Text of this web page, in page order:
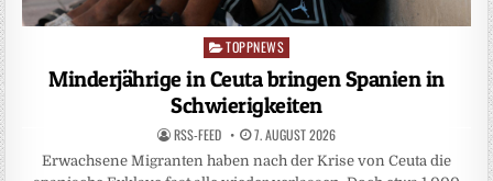
Posted
in
TOPPNEWS
Minderjährige in Ceuta bringen Spanien in
Schwierigkeiten
RSS-FEED 7. AUGUST 2026
Erwachsene Migranten haben nach der Krise von Ceuta die